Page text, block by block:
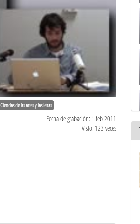
Ciencias de las artes y las letras
Fecha de grabación: 1 feb 2011
Visto: 123 veces